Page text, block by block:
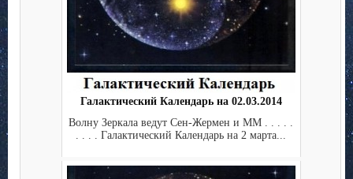
Галактический Календарь на 02.03.2014
Волну Зеркала ведут Сен-Жермен и ММ . . . . .
. . . . Галактический Календарь на 2 марта...